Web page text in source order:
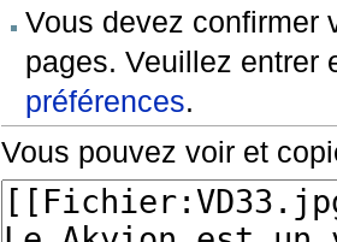
Vous devez confirmer
pages. Veuillez entrer
préférences.
Vous pouvez voir et